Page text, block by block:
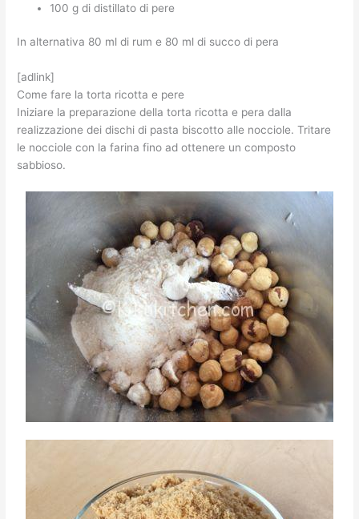
100 g di distillato di pere
In alternativa 80 ml di rum e 80 ml di succo di pera
[adlink]
Come fare la torta ricotta e pere
Iniziare la preparazione della torta ricotta e pera dalla
realizzazione dei dischi di pasta biscotto alle nocciole. Tritare
le nocciole con la farina fino ad ottenere un composto
sabbioso.